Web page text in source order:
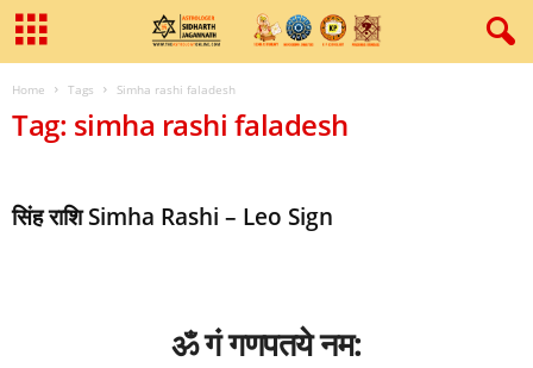
Home Tags Simha rashi faladesh
Tag: simha rashi faladesh
सिंह राशि Simha Rashi – Leo Sign
ॐ गं गणपतये नम: